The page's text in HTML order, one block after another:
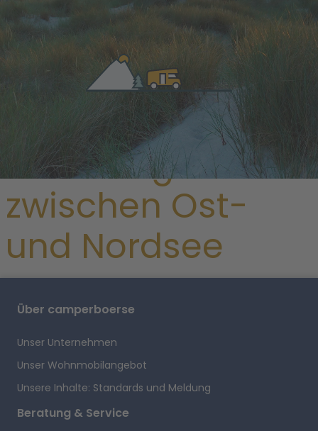
Deutschland Schleswig_Holstein / Flensburg
Flensburg
zwischen Ost-
und Nordsee
Über camperboerse
Unser Unternehmen
Unser Wohnmobilangebot
Unsere Inhalte: Standards und Meldung
Beratung & Service